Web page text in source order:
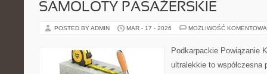
SAMOLOTY PASAŻERSKIE
POSTED BY ADMIN MAR - 17 - 2026 MOŻLIWOŚĆ
Podkarpackie Powiązanie
ultralekkie to